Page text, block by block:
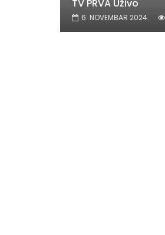
TV PRVA Uživo
6. NOVEMBAR 2024.